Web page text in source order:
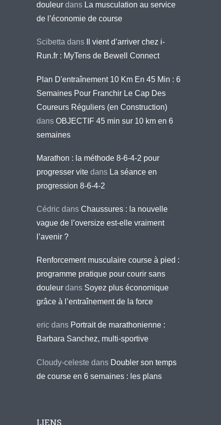
douleur dans La musculation au service
de l’économie de course
Scibetta dans
Il vient d’arriver chez i-
Run.fr : MyTens de Bewell Connect
Plan D'entraînement 10 Km En 45 Min : 6
Semaines Pour Franchir Le Cap Des
Coureurs Réguliers (en Construction)
dans OBJECTIF 45 min sur 10 km en 6
semaines
Marathon : la méthode 8-6-4-2 pour
progresser vite dans La séance en
progression 8-6-4-2
Cédric dans Chaussures : la nouvelle
vague de l’oversize est-elle vraiment
l’avenir ?
Renforcement musculaire course à pied :
programme pratique pour courir sans
douleur dans Soyez plus économique
grâce à l’entraînement de la force
eric dans Portrait de marathonienne :
Barbara Sanchez, multi-sportive
Cloudy-celeste dans Doubler son temps
de course en 6 semaines : les plans
LIENS